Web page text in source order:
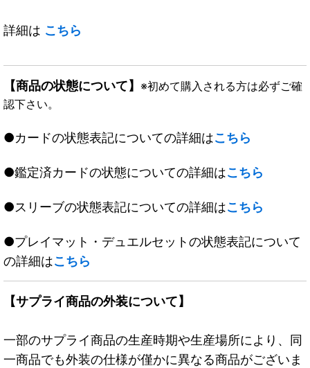
詳細は こちら
【商品の状態について】 ※初めて購入される方は必ずご確
認下さい。
●カードの状態表記についての詳細はこちら
●鑑定済カードの状態についての詳細はこちら
●スリーブの状態表記についての詳細はこちら
●プレイマット・デュエルセットの状態表記について
の詳細はこちら
【サプライ商品の外装について】
一部のサプライ商品の生産時期や生産場所により、同
一商品でも外装の仕様が僅かに異なる商品がございま